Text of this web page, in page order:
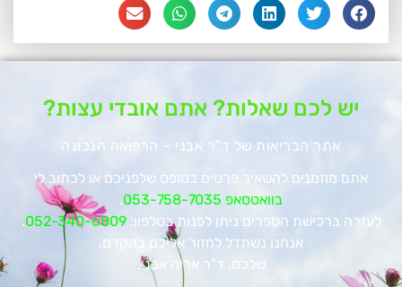
יש לכם שאלות? אתם אובדי עצות?
אתר הבריאות של ד"ר אבני – הרפואה הנכונה
אתם מוזמנים להשאיר פרטים בטופס שלפניכם או לכתוב לי
בוואטסאפ 053-758-7035
.
לעזרה ברכישת הספרים ניתן לפנות בטלפון:052-340-6809
.
אנחנו נשתדל לחזור אליכם בהקדם.
שלכם, ד"ר אריה אבני.